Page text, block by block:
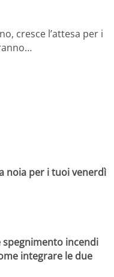
cresce l’attesa per i
noia per i tuoi venerdì
spegnimento incendi
integrare le due